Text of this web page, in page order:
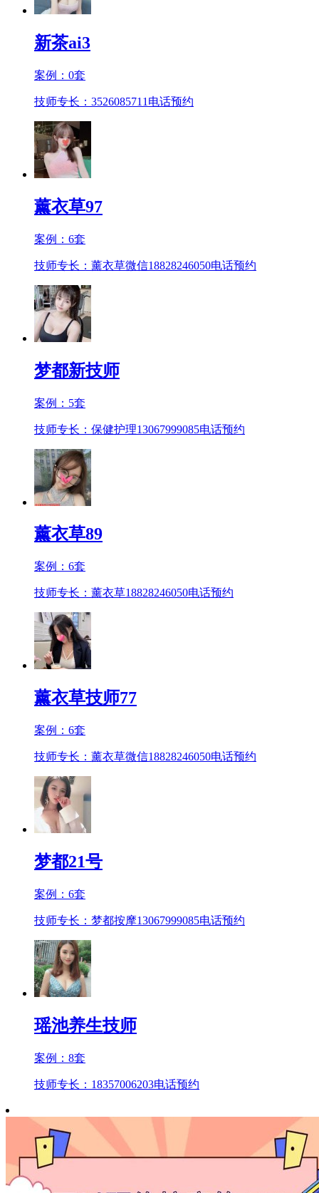
新茶ai3
案例： 0套
技师专长：3526085711 电话预约
薰衣草97
案例： 6套
技师专长：薰衣草微信18828246050电话预约
梦都新技师
案例： 5套
技师专长：保健护理13067999085电话预约
薰衣草89
案例： 6套
技师专长：薰衣草18828246050电话预约
薰衣草技师77
案例： 6套
技师专长：薰衣草微信18828246050电话预约
梦都21号
案例： 6套
技师专长：梦都按摩13067999085电话预约
瑶池养生技师
案例： 8套
技师专长：18357006203电话预约